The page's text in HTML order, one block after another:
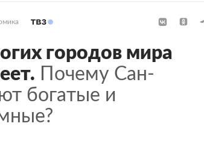
городов мира
Почему Сан-
богатые и